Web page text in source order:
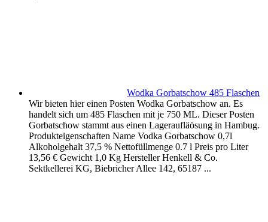
Wodka Gorbatschow 485 Flaschen
Wir bieten hier einen Posten Wodka Gorbatschow an. Es
handelt sich um 485 Flaschen mit je 750 ML. Dieser Posten
Gorbatschow stammt aus einen Lageraufläösung in Hambug.
Produkteigenschaften Name Vodka Gorbatschow 0,7l
Alkoholgehalt 37,5 % Nettofüllmenge 0.7 l Preis pro Liter
13,56 € Gewicht 1,0 Kg Hersteller Henkell & Co.
Sektkellerei KG, Biebricher Allee 142, 65187 ...